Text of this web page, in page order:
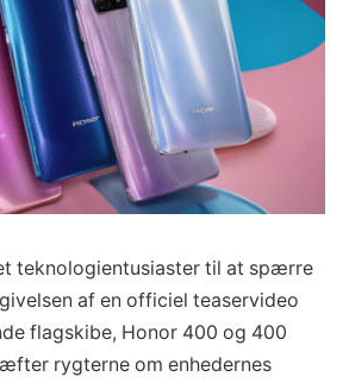
teknologientusiaster til at spærre
af en officiel teaservideo
flagskibe, Honor 400 og 400
rygterne om enhedernes